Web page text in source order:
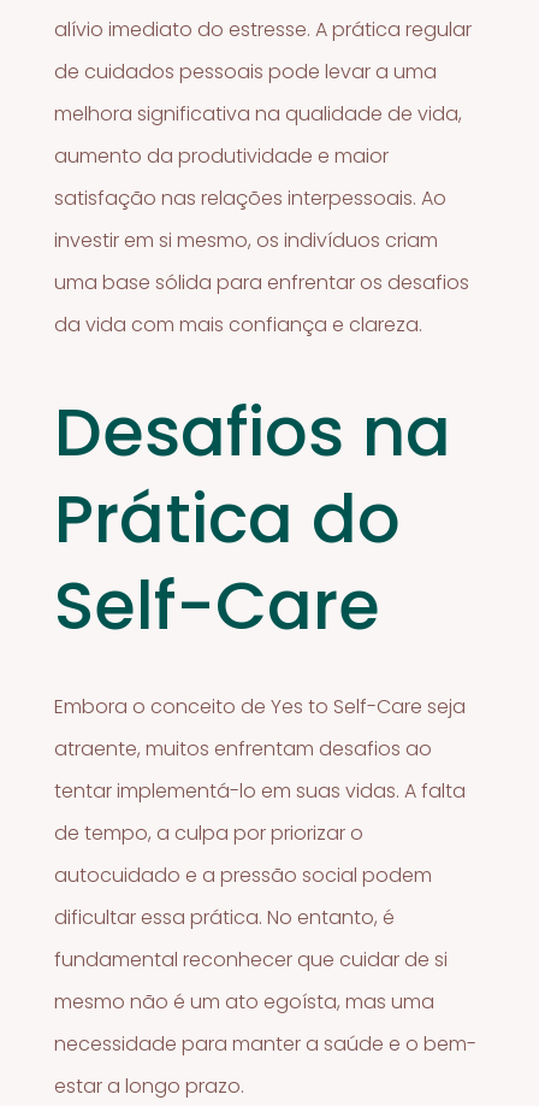
alívio imediato do estresse. A prática regular
de cuidados pessoais pode levar a uma
melhora significativa na qualidade de vida,
aumento da produtividade e maior
satisfação nas relações interpessoais. Ao
investir em si mesmo, os indivíduos criam
uma base sólida para enfrentar os desafios
da vida com mais confiança e clareza.
Desafios na
Prática do
Self-Care
Embora o conceito de Yes to Self-Care seja
atraente, muitos enfrentam desafios ao
tentar implementá-lo em suas vidas. A falta
de tempo, a culpa por priorizar o
autocuidado e a pressão social podem
dificultar essa prática. No entanto, é
fundamental reconhecer que cuidar de si
mesmo não é um ato egoísta, mas uma
necessidade para manter a saúde e o bem-
estar a longo prazo.